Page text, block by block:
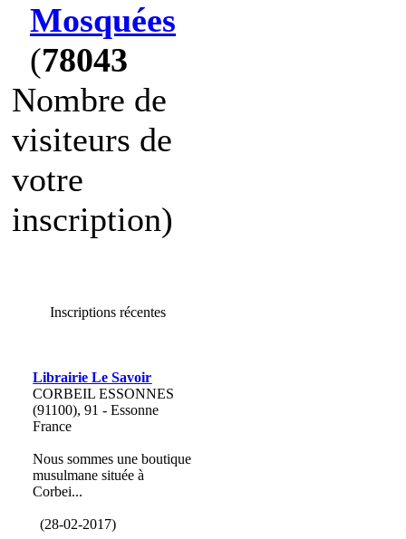
Mosquées
(78043
Nombre de
visiteurs de
votre
inscription)
Inscriptions récentes
Librairie Le Savoir
CORBEIL ESSONNES
(91100), 91 - Essonne
France
Nous sommes une boutique
musulmane située à
Corbei...
(28-02-2017)